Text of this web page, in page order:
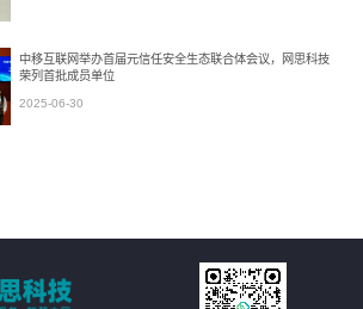
中移互联网举办首届元信任安全生态联合体会议，网思科技
荣列首批成员单位
2025-06-30